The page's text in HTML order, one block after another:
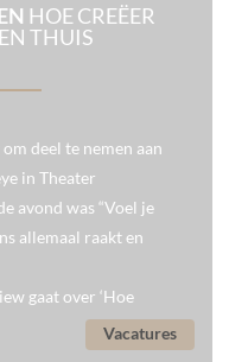
HOE CREËER
THUIS
deel te nemen aan
in Theater
avond was “Voel je
allemaal raakt en
gaat over ‘Hoe
Vacatures